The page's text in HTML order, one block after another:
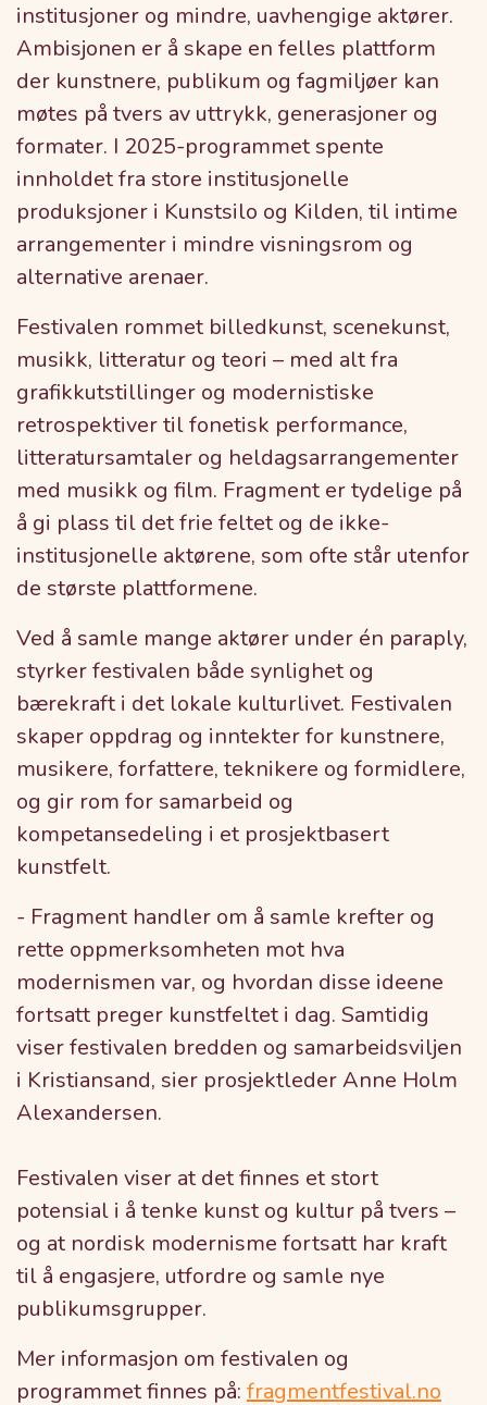
institusjoner og mindre, uavhengige aktører.
Ambisjonen er å skape en felles plattform
der kunstnere, publikum og fagmiljøer kan
møtes på tvers av uttrykk, generasjoner og
formater. I 2025-programmet spente
innholdet fra store institusjonelle
produksjoner i Kunstsilo og Kilden, til intime
arrangementer i mindre visningsrom og
alternative arenaer.
Festivalen rommet billedkunst, scenekunst,
musikk, litteratur og teori – med alt fra
grafikkutstillinger og modernistiske
retrospektiver til fonetisk performance,
litteratursamtaler og heldagsarrangementer
med musikk og film. Fragment er tydelige på
å gi plass til det frie feltet og de ikke-
institusjonelle aktørene, som ofte står utenfor
de største plattformene.
Ved å samle mange aktører under én paraply,
styrker festivalen både synlighet og
bærekraft i det lokale kulturlivet. Festivalen
skaper oppdrag og inntekter for kunstnere,
musikere, forfattere, teknikere og formidlere,
og gir rom for samarbeid og
kompetansedeling i et prosjektbasert
kunstfelt.
- Fragment handler om å samle krefter og
rette oppmerksomheten mot hva
modernismen var, og hvordan disse ideene
fortsatt preger kunstfeltet i dag. Samtidig
viser festivalen bredden og samarbeidsviljen
i Kristiansand, sier prosjektleder Anne Holm
Alexandersen.
Festivalen viser at det finnes et stort
potensial i å tenke kunst og kultur på tvers –
og at nordisk modernisme fortsatt har kraft
til å engasjere, utfordre og samle nye
publikumsgrupper.
Mer informasjon om festivalen og
programmet finnes på: fragmentfestival.no